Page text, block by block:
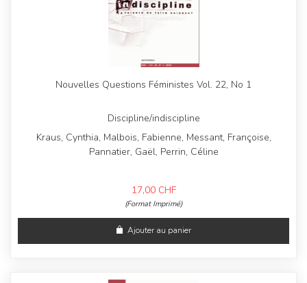
Nouvelles Questions Féministes Vol. 22, No 1
Discipline/indiscipline
Kraus, Cynthia, Malbois, Fabienne, Messant, Françoise,
Pannatier, Gaël, Perrin, Céline
17,00 CHF
(Format Imprimé)
Ajouter au panier